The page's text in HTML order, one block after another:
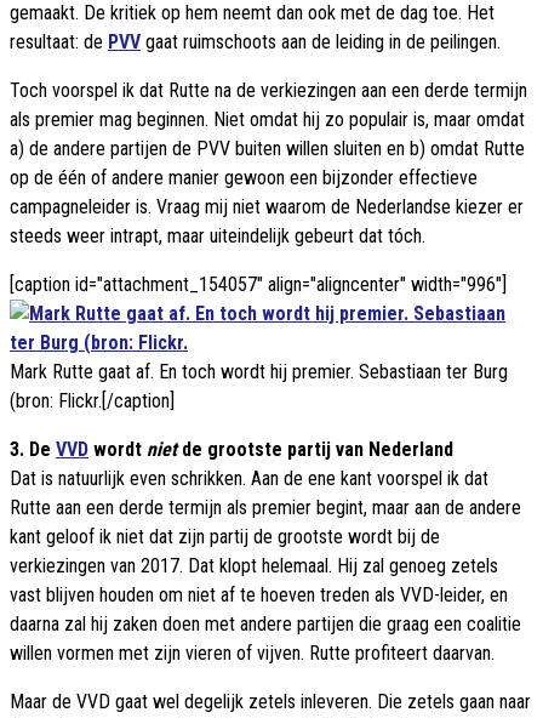
gemaakt. De kritiek op hem neemt dan ook met de dag toe. Het
resultaat: de PVV gaat ruimschoots aan de leiding in de peilingen.
Toch voorspel ik dat Rutte na de verkiezingen aan een derde termijn
als premier mag beginnen. Niet omdat hij zo populair is, maar omdat
a) de andere partijen de PVV buiten willen sluiten en b) omdat Rutte
op de één of andere manier gewoon een bijzonder effectieve
campagneleider is. Vraag mij niet waarom de Nederlandse kiezer er
steeds weer intrapt, maar uiteindelijk gebeurt dat tóch.
[caption id="attachment_154057" align="aligncenter" width="996"]
Mark Rutte gaat af. En toch wordt hij premier. Sebastiaan ter Burg
(bron: Flickr.[/caption]
3. De VVD wordt nietde grootste partij van Nederland
Dat is natuurlijk even schrikken. Aan de ene kant voorspel ik dat
Rutte aan een derde termijn als premier begint, maar aan de andere
kant geloof ik niet dat zijn partij de grootste wordt bij de
verkiezingen van 2017. Dat klopt helemaal. Hij zal genoeg zetels
vast blijven houden om niet af te hoeven treden als VVD-leider, en
daarna zal hij zaken doen met andere partijen die graag een coalitie
willen vormen met zijn vieren of vijven. Rutte profiteert daarvan.
Maar de VVD gaat wel degelijk zetels inleveren. Die zetels gaan naar